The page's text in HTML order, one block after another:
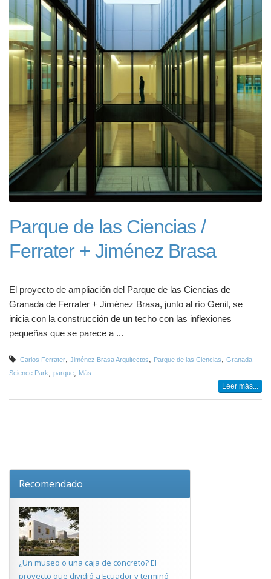
Parque de las Ciencias /
Ferrater + Jiménez Brasa
El proyecto de ampliación del Parque de las Ciencias de
Granada de Ferrater + Jiménez Brasa, junto al río Genil, se
inicia con la construcción de un techo con las inflexiones
pequeñas que se parece a ...
Carlos Ferrater Jiménez Brasa Arquitectos Parque de las Ciencias
Granada
Science Park
parque Más...
Leer más...
Recomendado
¿Un museo o una caja de concreto? El
proyecto que dividió a Ecuador y terminó